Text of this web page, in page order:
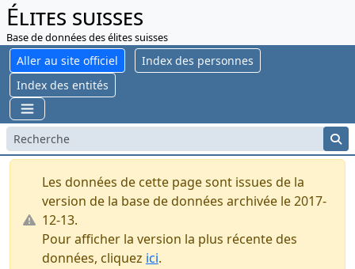
Élites suisses
Base de données des élites suisses
Aller au site officiel
Index des personnes
Index des entités
Les données de cette page sont issues de la
version de la base de données archivée le 2017-
12-13.
Pour afficher la version la plus récente des
données, cliquez ici.